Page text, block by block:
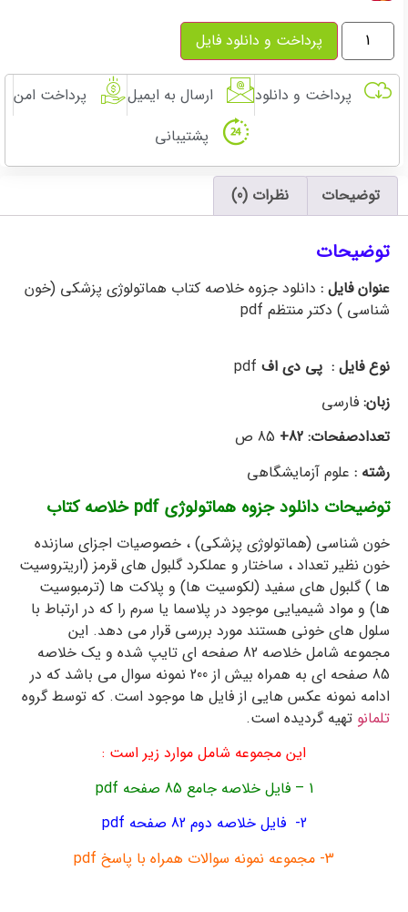
پرداخت و دانلود فایل
پرداخت و دانلود ارسال به ایمیل
پرداخت امن
پشتیبانی
توضیحات نظرات (0)
توضیحات
عنوان فایل : دانلود جزوه خلاصه کتاب هماتولوژی پزشکی (خون
شناسی ) دکتر منتظم pdf
نوع فایل : پی دی اف pdf
زبان: فارسی
تعدادصفحات: 82+
رشته : علوم آزمایشگاهی
توضیحات دانلود جزوه هماتولوژی pdf خلاصه کتاب
خون شناسی (هماتولوژی پزشکی) ، خصوصیات اجزای سازنده
خون نظیر تعداد ، ساختار و عملکرد گلبول های قرمز (اریتروسیت
ها ) گلبول های سفید (لکوسیت ها) و پلاکت ها (ترمبوسیت
ها) و مواد شیمیایی موجود در پلاسما یا سرم را که در ارتباط با
سلول های خونی هستند مورد بررسی قرار می دهد. این
مجموعه شامل خلاصه 82 صفحه ای تایپ شده و یک خلاصه
85 صفحه ای به همراه بیش از 200 نمونه سوال می باشد که در
ادامه نمونه عکس هایی از فایل ها موجود است. که توسط گروه
تلمانو تهیه گردیده است.
این مجموعه شامل موارد زیر است :
1 – فایل خلاصه جامع 85 صفحه pdf
2- فایل خلاصه دوم 82 صفحه pdf
3- مجموعه نمونه سوالات همراه با پاسخ pdf